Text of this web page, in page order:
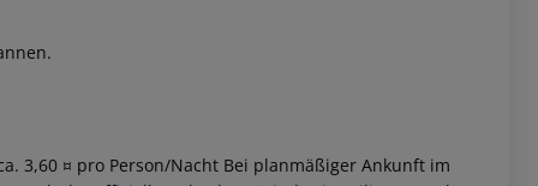
3,60 ¤ pro Person/Nacht Bei planmäßiger Ankunft im